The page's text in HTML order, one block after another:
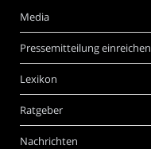
Media
Pressemitteilung einreichen
Lexikon
Ratgeber
Nachrichten